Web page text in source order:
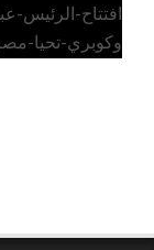
افتتاح-الرئيس-
وكوبري-تحيا-مصر